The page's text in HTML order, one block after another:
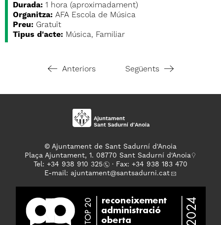
Durada: 1 hora (aproximadament)
Organitza: AFA Escola de Música
Preu: Gratuït
Tipus d'acte: Música, Familiar
Anteriors Següents
© Ajuntament de Sant Sadurní d'Anoia
Plaça Ajuntament, 1. 08770 Sant Sadurní d'Anoia
Tel: +34 938 910 325
· Fax: +34 938 183 470
E-mail: ajuntament@santsadurni.cat